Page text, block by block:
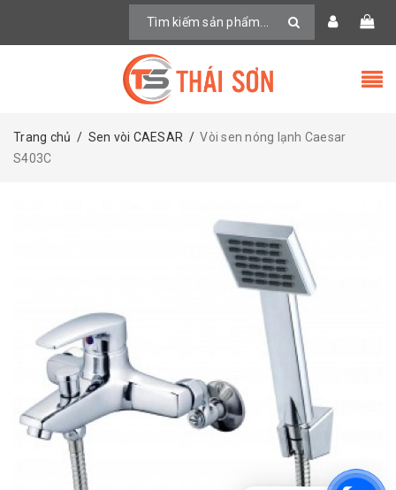
Trang chủ / Sen vòi CAESAR / Vòi sen nóng lạnh Caesar
S403C